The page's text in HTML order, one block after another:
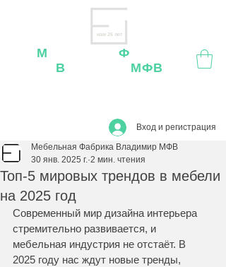
нам 26 лет
М Ф
В
МФВ
Вход и регистрация
Топ-5 мировых трендов в мебели
на 2025 год
Мебельная Фабрика Владимир МФВ
30 янв. 2025 г. 2 мин. чтения
Современный мир дизайна интерьера
стремительно развивается, и
мебельная индустрия не отстаёт. В
2025 году нас ждут новые тренды,